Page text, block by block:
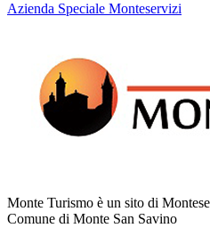
Azienda Speciale Monteservizi
Monte Turismo è un sito di
Comune di Monte San Savino